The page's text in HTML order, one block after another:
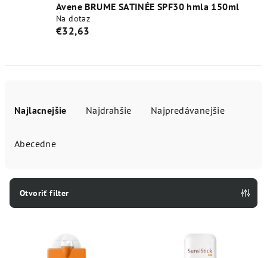
Avene BRUME SATINÉE SPF30 hmla 150ml
Na dotaz
€32,63
p
Najlacnejšie Najdrahšie Najpredávanejšie
Abecedne
Otvoriť filter